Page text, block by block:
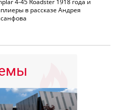
в рассказе Андрея